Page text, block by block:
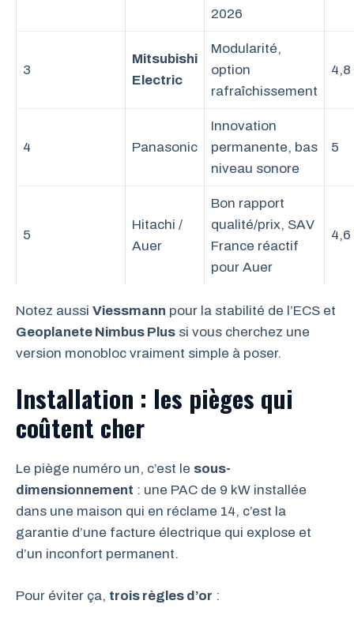
2026
3
Mitsubishi
Electric
Modularité,
option
rafraîchissement
4,8
4 Panasonic
Innovation
permanente, bas
niveau sonore
5
5
Hitachi /
Auer
Bon rapport
qualité/prix, SAV
France réactif
pour Auer
4,6
Notez aussi Viessmann pour la stabilité de l’ECS et
Geoplanete Nimbus Plus si vous cherchez une
version monobloc vraiment simple à poser.
Installation : les pièges qui
coûtent cher
Le piège numéro un, c’est le sous-
dimensionnement : une PAC de 9 kW installée
dans une maison qui en réclame 14, c’est la
garantie d’une facture électrique qui explose et
d’un inconfort permanent.
Pour éviter ça, trois règles d’or :